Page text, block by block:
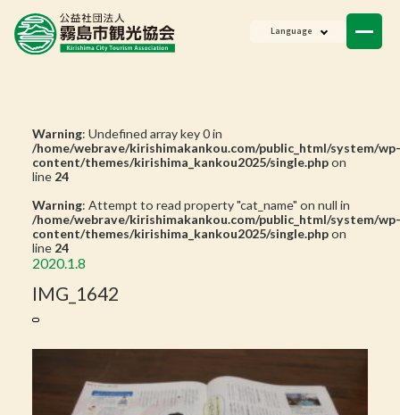
Language
Warning: Undefined array key 0 in
/home/webrave/kirishimakankou.com/public_html/system/wp-
content/themes/kirishima_kankou2025/single.phpon
line 24
Warning: Attempt to read property "cat_name" on null in
/home/webrave/kirishimakankou.com/public_html/system/wp-
content/themes/kirishima_kankou2025/single.phpon
line 24
2020.1.8
IMG_1642